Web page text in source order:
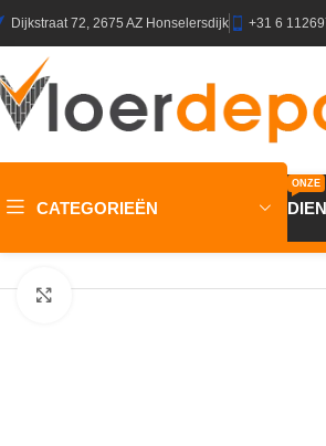
Dijkstraat 72, 2675 AZ Honselersdijk +31 6
CATEGORIEËN
ONZE
Ondervloer
Klik om te vergroten